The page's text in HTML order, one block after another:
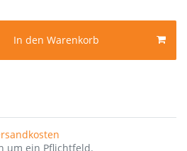
In den Warenkorb
um ein Pflichtfeld.